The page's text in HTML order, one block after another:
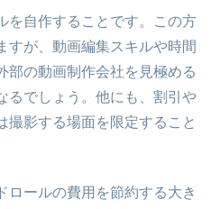
を自作することです。この方
すが、動画編集スキルや時間
部の動画制作会社を見極める
るでしょう。他にも、割引や
撮影する場面を限定すること
ロールの費用を節約する大き